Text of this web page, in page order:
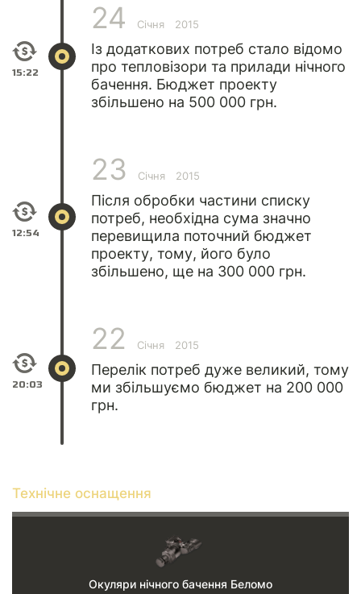
15:22
24 Січня 2015
Із додаткових потреб стало відомо
про тепловізори та прилади нічного
бачення. Бюджет проекту
збільшено на 500 000 грн.
12:54
23 Січня 2015
Після обробки частини списку
потреб, необхідна сума значно
перевищила поточний бюджет
проекту, тому, його було
збільшено, ще на 300 000 грн.
20:03
22 Січня 2015
Перелік потреб дуже великий, тому
ми збільшуємо бюджет на 200 000
грн.
Технічне оснащення
Окуляри нічного бачення Беломо